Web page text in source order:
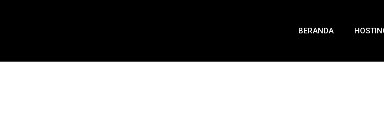
BERANDA